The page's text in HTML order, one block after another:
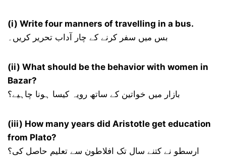
(i) Write four manners of travelling in a bus.
بس میں سفر کرنے کے چار آداب تحریر کریں۔
(ii) What should be the behavior with women in
Bazar?
بازار میں خواتین کے ساتھ رویہ کیسا ہونا چاہیے؟
(iii) How many years did Aristotle get education
from Plato?
ارسطو نے کتنے سال تک افلاطون سے تعلیم حاصل کی؟